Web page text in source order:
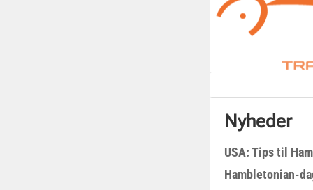
Nyheder
USA: Tips til
Hambletonian-